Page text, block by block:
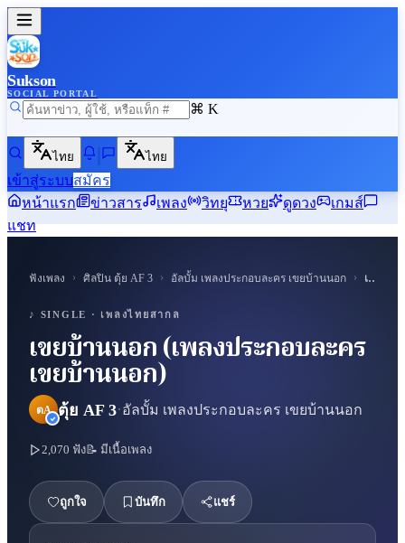
Sukson
SOCIAL PORTAL
⌘ K
ไทย ไทย
เข้าสู่ระบบสมัคร
หน้าแรก
ข่าวสาร เพลง วิทยุ หวย ดูดวง
เกมส์
แชท
ฟังเพลง › ศิลปิน ตุ้ย AF 3 › อัลบั้ม เพลงประกอบละคร เขยบ้านนอก › เขยบ้านนอก (เพลงประกอบละคร เขยบ้านนอก)
♪ SINGLE · เพลงไทยสากล
เขยบ้านนอก (เพลงประกอบละคร
เขยบ้านนอก)
ตA ตุ้ย AF 3·อัลบั้ม เพลงประกอบละคร เขยบ้านนอก
2,070 ฟัง📝 มีเนื้อเพลง
ถูกใจ บันทึก แชร์